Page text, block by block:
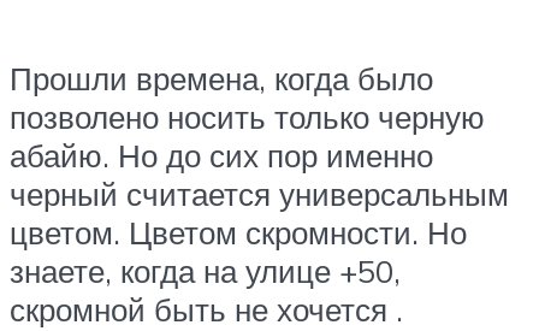
Прошли времена, когда было
позволено носить только черную
абайю. Но до сих пор именно
черный считается универсальным
цветом. Цветом скромности. Но
знаете, когда на улице +50,
скромной быть не хочется .